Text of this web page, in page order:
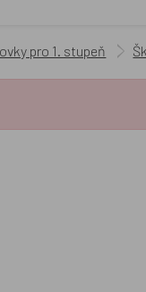
pro 1. stupeň